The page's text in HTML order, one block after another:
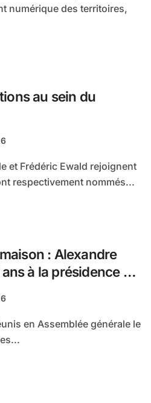
numérique des territoires,
au sein du
respectivement nommés...
: Alexandre
à la présidence du